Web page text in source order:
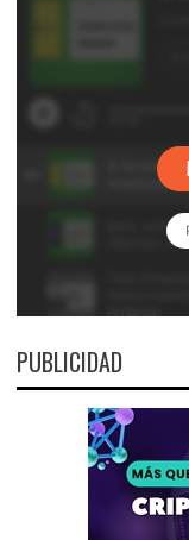
PUBLICIDAD